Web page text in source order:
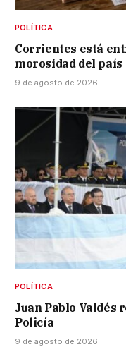
POLÍTICA
Corrientes está
morosidad del país
9 de agosto de 2026
POLÍTICA
Juan Pablo Valdés
Policía
9 de agosto de 2026